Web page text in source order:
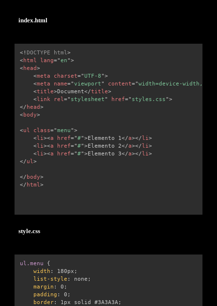
index.html
<! DOCTYPE html>
< html lang="en">
< head>
<meta charset="UTF-8">
<meta name="viewport" content="width=device-width,
<title>Document</title>
<link rel=" stylesheet" href=" styles.css">
</ head>
< body>
<ul class="menu">
<li><a href="#">Elemento 1</a></li>
<li><a href="#">Elemento 2</a></li>
<li><a href="#">Elemento 3</a></li>
</ul>
</ body>
</ html>
style.css
ul.menu
{
width : 180px ;
list-style : none ;
margin : 0 ;
padding : 0 ;
border: 1px solid #3A3A3A;